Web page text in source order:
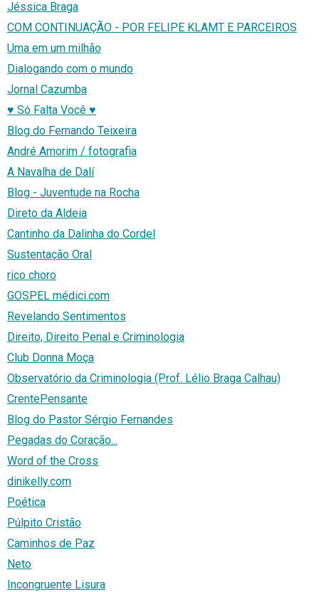
Jéssica Braga
COM CONTINUAÇÃO - POR FELIPE KLAMT E PARCEIROS
Uma em um milhão
Dialogando com o mundo
Jornal Cazumba
♥ Só Falta Você ♥
Blog do Fernando Teixeira
André Amorim / fotografia
A Navalha de Dalí
Blog - Juventude na Rocha
Direto da Aldeia
Cantinho da Dalinha do Cordel
Sustentação Oral
rico choro
GOSPEL médici.com
Revelando Sentimentos
Direito, Direito Penal e Criminologia
Club Donna Moça
Observatório da Criminologia (Prof. Lélio Braga Calhau)
CrentePensante
Blog do Pastor Sérgio Fernandes
Pegadas do Coração...
Word of the Cross
dinikelly.com
Poética
Púlpito Cristão
Caminhos de Paz
Neto
Incongruente Lisura